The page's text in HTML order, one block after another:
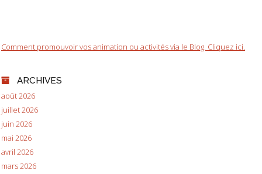
Comment promouvoir vos animation ou activités via le Blog. Cliquez ici.
ARCHIVES
août 2026
juillet 2026
juin 2026
mai 2026
avril 2026
mars 2026